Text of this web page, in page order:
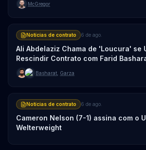
McGregor
Notícias de contrato 6 de ago.
Ali Abdelaziz Chama de 'Loucura' se
Rescindir Contrato com Farid
Basharat Garza
Notícias de contrato 6 de ago.
Cameron Nelson (7-1) assina com o
Welterweight